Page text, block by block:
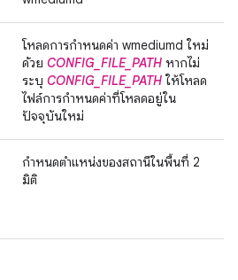
โหลดการกำหนดค่า wmediumd ใหม่
ด้วย CONFIG_FILE_PATH หากไม่
ระบุ CONFIG_FILE_PATHให้โหลด
ไฟล์การกำหนดค่าที่โหลดอยู่ใน
ปัจจุบันใหม่
กำหนดตำแหน่งของสถานีในพื้นที่ 2
มิติ